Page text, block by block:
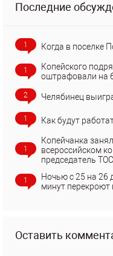
Последние
1 Когда в поселке
1
Копейского
оштрафовали на
2 Челябинец
1 Как будут
1
Копейчанка
всероссийском
председатель
1
Ночью с 25 на 26
минут перекроют
Оставить